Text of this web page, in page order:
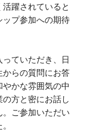
躍されていると
プ参加への期待
ていただき、日
らの質問にお答
かな雰囲気の中
方と密にお話し
ご参加いただい